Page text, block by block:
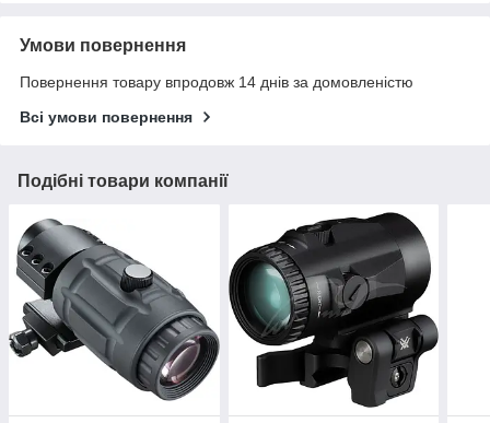
Умови повернення
Повернення товару впродовж 14 днів за домовленістю
Всі умови повернення
Подібні товари компанії